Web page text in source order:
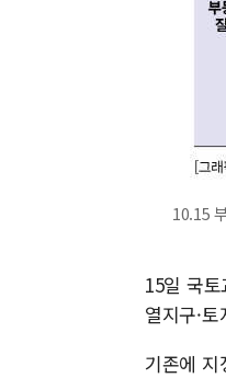
10.15
15일 국
열지구·
기존에 지